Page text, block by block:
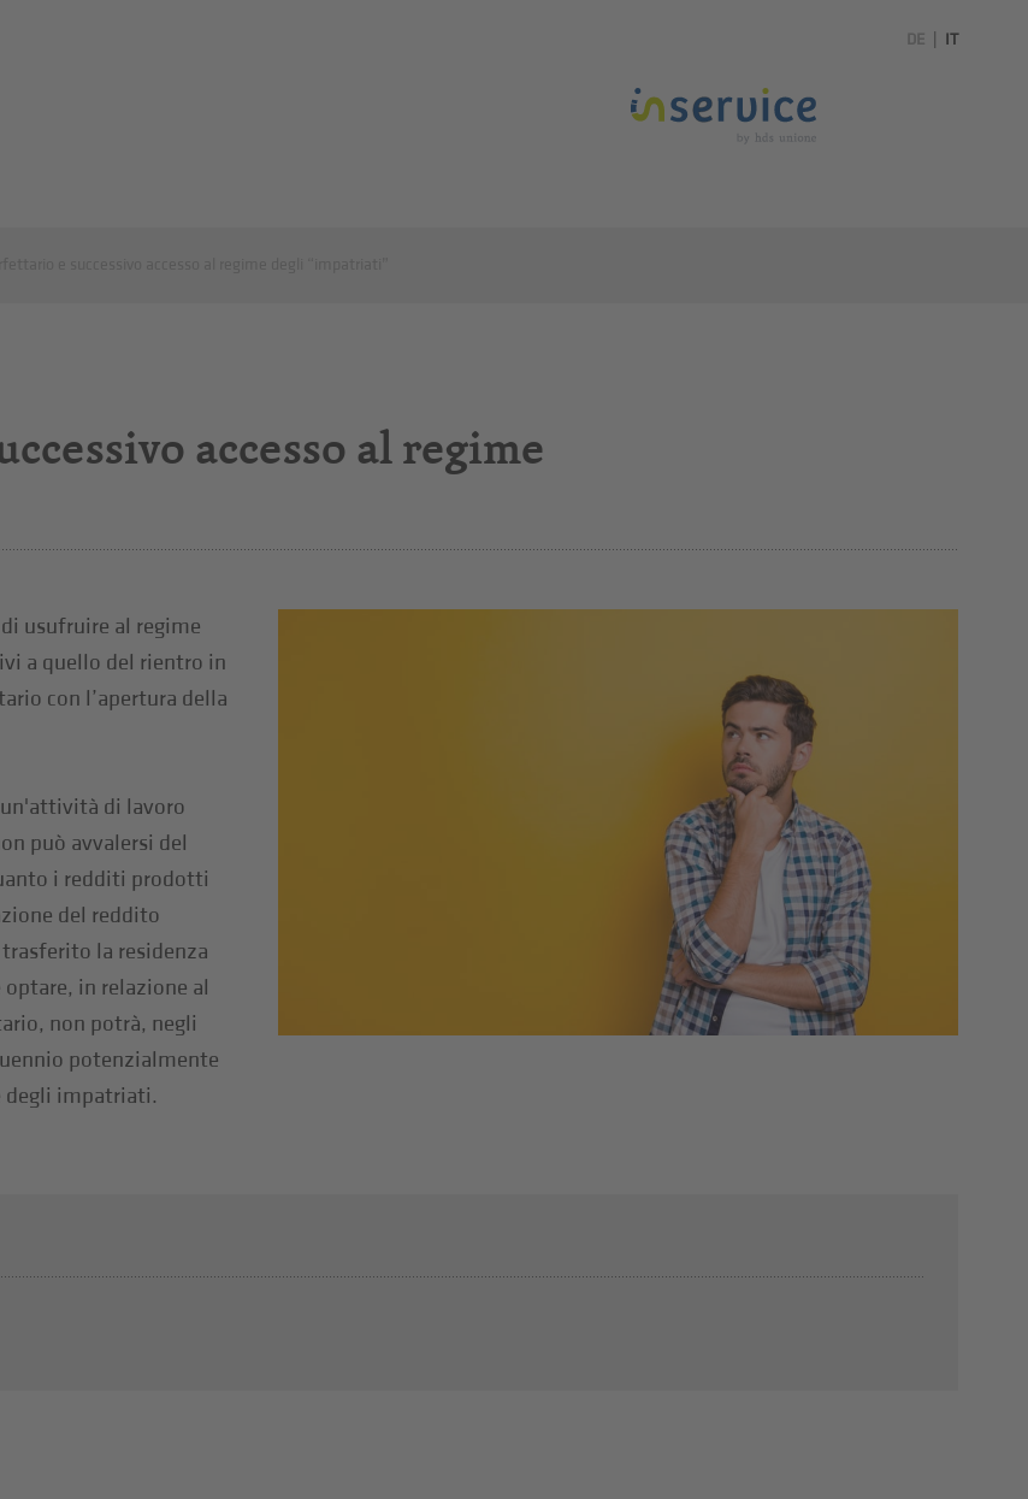
DE IT
accesso al regime
usufruire al regime
a quello del rientro in
con l’apertura della
di lavoro
può avvalersi del
i redditi prodotti
del reddito
la residenza
in relazione al
non potrà, negli
potenzialmente
degli impatriati.